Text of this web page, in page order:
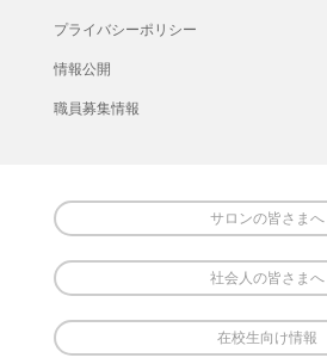
プライバシーポリシー
情報公開
職員募集情報
サロンの皆さまへ
社会人の皆さまへ
在校生向け情報